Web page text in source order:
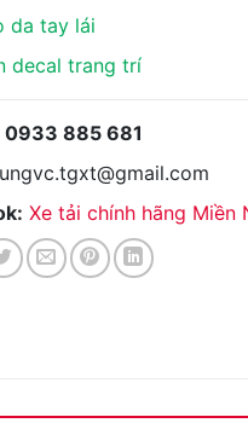
da tay lái
decal trang trí
0933 885 681
Xe tải chính hãng Miền